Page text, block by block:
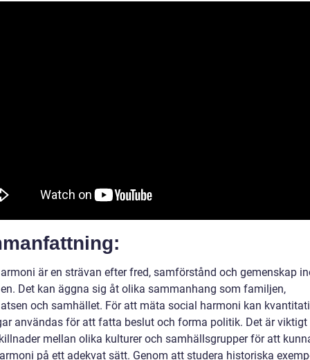
är en strävan efter fred, samförstånd och gemenskap
Det kan äggna sig åt olika sammanhang som familjen,
och samhället. För att mäta social harmoni kan
användas för att fatta beslut och forma politik. Det är viktigt
mellan olika kulturer och samhällsgrupper för att
på ett adekvat sätt. Genom att studera historiska